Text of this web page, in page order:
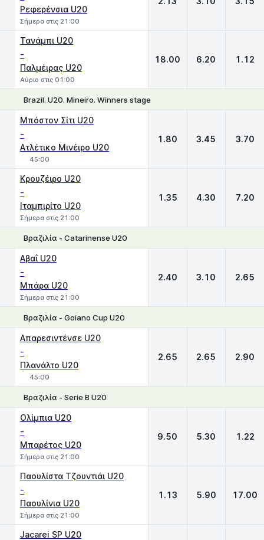
Ρεφερένσια U20
Σήμερα στις 21:00
Τανάμπι U20
-
Παλμέιρας U20
Αύριο στις 01:00
18.00 6.20 1.12
Brazil. U20. Mineiro. Winners stage
Μπόστον Σίτι U20
-
Ατλέτικο Μινέιρο U20
45:00
1.80 3.45 3.70
Κρουζέιρο U20
-
Ιταμπιρίτο U20
Σήμερα στις 21:00
1.35 4.30 7.20
Βραζιλία - Catarinense U20
Αβαΐ U20
-
Μπάρα U20
Σήμερα στις 21:00
2.40 3.10 2.65
Βραζιλία - Goiano Cup U20
Απαρεσιντένσε U20
-
Πλανάλτο U20
45:00
2.65 2.65 2.90
Βραζιλία - Serie B U20
Oλίμπια U20
-
Μπαρέτος U20
Σήμερα στις 21:00
9.50 5.30 1.22
Παουλίστα Τζουντιάι U20
-
Παουλίνια U20
Σήμερα στις 21:00
1.13 5.90 17.00
Jacarei SP U20